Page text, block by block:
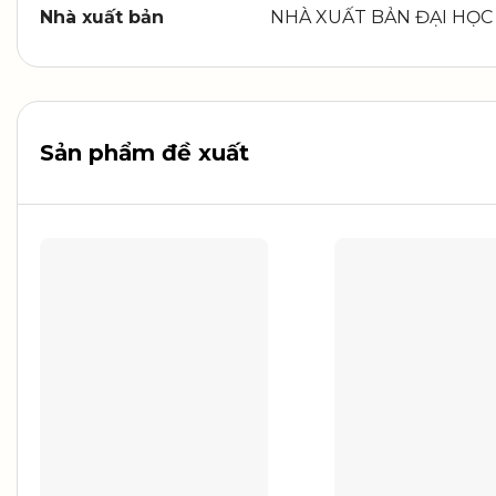
Nhà xuất bản NHÀ XUẤT BẢN ĐẠI
Sản phẩm đề xuất